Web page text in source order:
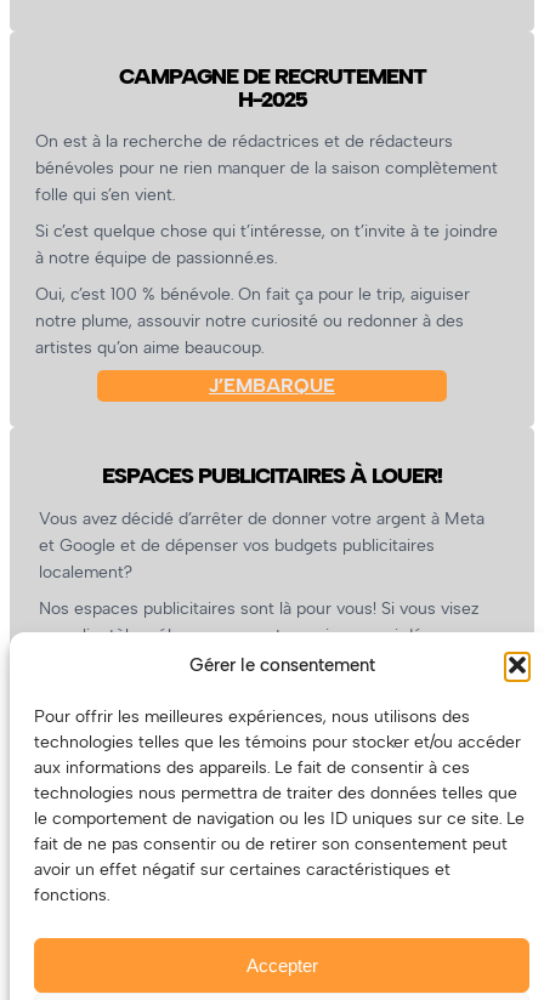
Gérer le consentement
Pour offrir les meilleures expériences, nous utilisons des
technologies telles que les témoins pour stocker et/ou accéder
aux informations des appareils. Le fait de consentir à ces
technologies nous permettra de traiter des données telles que
le comportement de navigation ou les ID uniques sur ce site. Le
fait de ne pas consentir ou de retirer son consentement peut
avoir un effet négatif sur certaines caractéristiques et
fonctions.
Accepter
CAMPAGNE DE RECRUTEMENT
H-2025
On est à la recherche de rédactrices et de rédacteurs
bénévoles pour ne rien manquer de la saison complètement
folle qui s’en vient.
Si c’est quelque chose qui t’intéresse, on t’invite à te joindre
à notre équipe de passionné.es.
Oui, c’est 100 % bénévole. On fait ça pour le trip, aiguiser
notre plume, assouvir notre curiosité ou redonner à des
artistes qu’on aime beaucoup.
J’EMBARQUE
ESPACES PUBLICITAIRES À LOUER!
Vous avez décidé d’arrêter de donner votre argent à Meta
et Google et de dépenser vos budgets publicitaires
localement?
Nos espaces publicitaires sont là pour vous! Si vous visez
une clientèle mélomane, ouverte, curieuse, qui dépense
l’argent qu’elle a (ou pas) dans la culture, nous sommes un
On prépare une grille tarifaire intéressante et on vous
revient.
(Oui, on va avoir des tarifs spéciaux pour vous, les artistes!)